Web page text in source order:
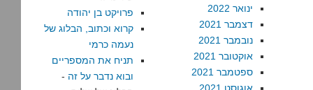
ינואר 2022
דצמבר 2021
נובמבר 2021
אוקטובר 2021
ספטמבר 2021
פרויקט בן יהודה
קרוא וכתוב, הבלוג של
נעמה כרמי
תניח את המספריים
ובוא נדבר על זה -